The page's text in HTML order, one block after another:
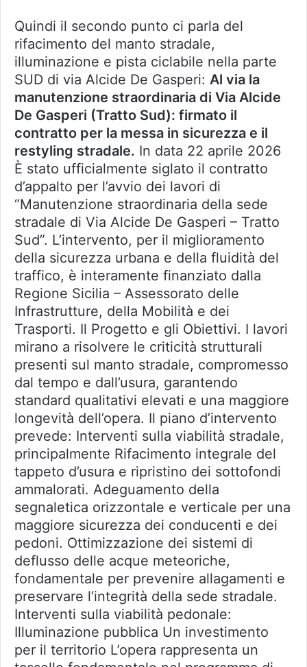
Quindi il secondo punto ci parla del
rifacimento del manto stradale,
illuminazione e pista ciclabile nella parte
SUD di via Alcide De Gasperi: Al via la
manutenzione straordinaria di Via Alcide
De Gasperi (Tratto Sud): firmato il
contratto per la messa in sicurezza e il
restyling stradale. In data 22 aprile 2026
È stato ufficialmente siglato il contratto
d’appalto per l’avvio dei lavori di
“Manutenzione straordinaria della sede
stradale di Via Alcide De Gasperi – Tratto
Sud”. L’intervento, per il miglioramento
della sicurezza urbana e della fluidità del
traffico, è interamente finanziato dalla
Regione Sicilia – Assessorato delle
Infrastrutture, della Mobilità e dei
Trasporti. Il Progetto e gli Obiettivi. I lavori
mirano a risolvere le criticità strutturali
presenti sul manto stradale, compromesso
dal tempo e dall’usura, garantendo
standard qualitativi elevati e una maggiore
longevità dell’opera. Il piano d’intervento
prevede: Interventi sulla viabilità stradale,
principalmente Rifacimento integrale del
tappeto d’usura e ripristino dei sottofondi
ammalorati. Adeguamento della
segnaletica orizzontale e verticale per una
maggiore sicurezza dei conducenti e dei
pedoni. Ottimizzazione dei sistemi di
deflusso delle acque meteoriche,
fondamentale per prevenire allagamenti e
preservare l’integrità della sede stradale.
Interventi sulla viabilità pedonale:
Illuminazione pubblica Un investimento
per il territorio L’opera rappresenta un